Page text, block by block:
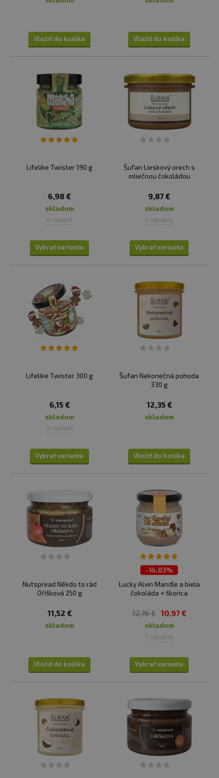
Vložiť do košíka Vložiť do košíka
Lifelike Twister 190 g
6,98 €
skladom
6 variant
Vybrať variantu
Šufan Lieskový orech s
mliečnou čokoládou
9,87 €
skladom
2 varianty
Vybrať variantu
Lifelike Twister 300 g
6,15 €
skladom
11 variant
Vybrať variantu
Šufan Nekonečná pohoda
330 g
12,35 €
skladom
Vložiť do košíka
Nutspread Někdo to rád
Oříšková 250 g
11,52 €
skladom
Vložiť do košíka
-14,03%
Lucky Alvin Mandle a biela
čokoláda + škorica
12,76 € 10,97 €
skladom
1 varianta
Vybrať variantu